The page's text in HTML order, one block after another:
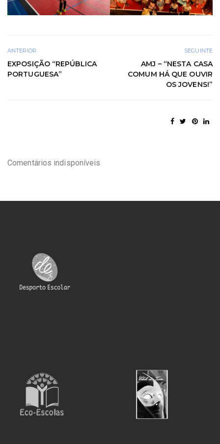
ANTERIOR
EXPOSIÇÃO “REPÚBLICA
PORTUGUESA”
SEGUINTE
AMJ – “NESTA CASA
COMUM HÁ QUE OUVIR
OS JOVENS!”
Comentários indisponíveis